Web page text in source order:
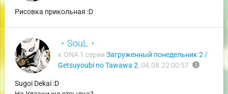
Рисовка прикольная :D
・SouL・
к ONA 1 серии Загруженный понедельник 2 /
Getsuyoubi no Tawawa 2, 04.08.22 00:57 report
Sugoi Dekai :D